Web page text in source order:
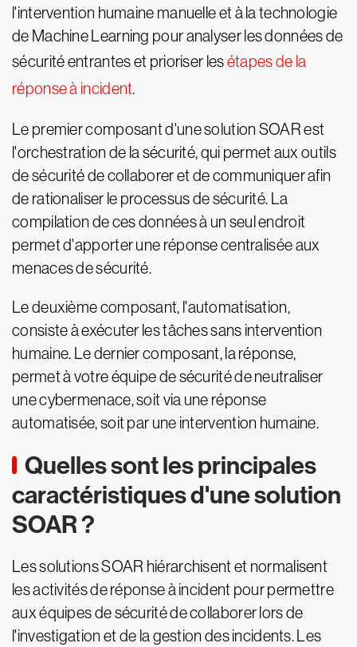
l'intervention humaine manuelle et à la technologie
de Machine Learning pour analyser les données de
sécurité entrantes et prioriser lesétapes de la
réponse à incident.
Le premier composant d'une solution SOAR est
l'orchestration de la sécurité, qui permet aux outils
de sécurité de collaborer et de communiquer afin
de rationaliser le processus de sécurité. La
compilation de ces données à un seul endroit
permet d'apporter une réponse centralisée aux
menaces de sécurité.
Le deuxième composant, l'automatisation,
consiste à exécuter les tâches sans intervention
humaine. Le dernier composant, la réponse,
permet à votre équipe de sécurité de neutraliser
une cybermenace, soit via une réponse
automatisée, soit par une intervention humaine.
Quelles sont les principales
caractéristiques d'une solution
SOAR ?
Les solutions SOAR hiérarchisent et normalisent
les activités de réponse à incident pour permettre
aux équipes de sécurité de collaborer lors de
l'investigation et de la gestion des incidents. Les